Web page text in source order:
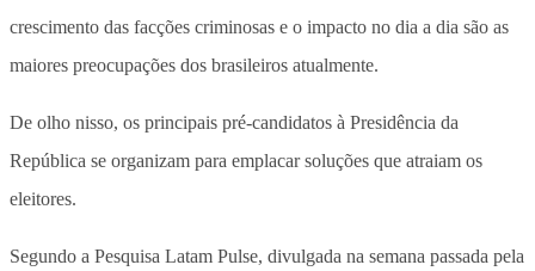
crescimento das facções criminosas e o impacto no dia a dia são as
maiores preocupações dos brasileiros atualmente.
De olho nisso, os principais pré-candidatos à Presidência da
República se organizam para emplacar soluções que atraiam os
eleitores.
Segundo a Pesquisa Latam Pulse, divulgada na semana passada pela